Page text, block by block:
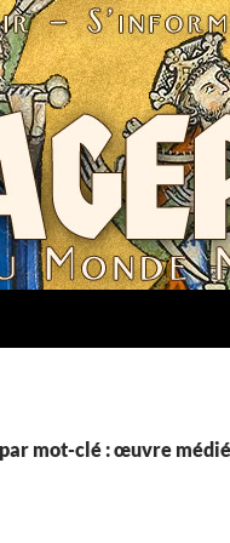
mot-clé : œuvre